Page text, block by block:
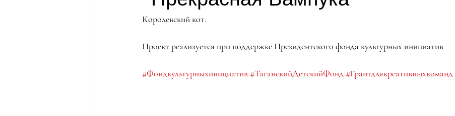
Королевский кот.
Проект реализуется при поддержке Президентского фонда культурных инициатив
#Фондкультурныхинициатив #ТаганскийДетскийФонд #Грантдлякреативныхкоманд